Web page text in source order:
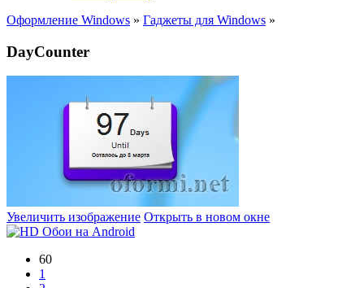
Оформление Windows » Гаджеты для Windows »
DayCounter
Увеличить изображение Открыть в новом окне
60
1